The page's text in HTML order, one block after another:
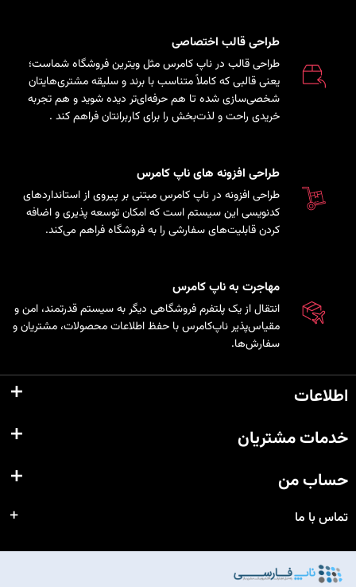
طراحی قالب اختصاصی
طراحی قالب در ناپ کامرس مثل ویترین فروشگاه شماست؛
یعنی قالبی که کاملاً متناسب با برند و سلیقه مشتری‌هایتان
شخصی‌سازی شده تا هم حرفه‌ای‌تر دیده شوید و هم تجربه
خریدی راحت و لذت‌بخش را برای کاربرانتان فراهم کند .
طراحی افزونه های ناپ کامرس
طراحی افزونه در ناپ کامرس مبتنی بر پیروی از استانداردهای
کدنویسی این سیستم است که امکان توسعه پذیری و اضافه
کردن قابلیت‌های سفارشی را به فروشگاه فراهم می‌کند.
مهاجرت به ناپ کامرس
انتقال از یک پلتفرم فروشگاهی دیگر به سیستم قدرتمند، امن و
مقیاس‌پذیر ناپ‌کامرس با حفظ اطلاعات محصولات، مشتریان و
سفارش‌ها.
اطلاعات
خدمات مشتریان
حساب من
تماس با ما